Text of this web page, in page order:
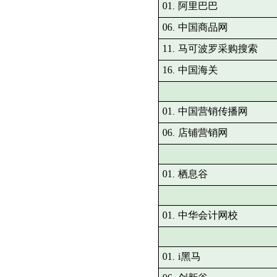
01. 阿里巴巴
06. 中国商品网
11. 马可波罗采购搜索
16. 中国海关
01. 中国营销传播网
06. 店铺营销网
01. 栖息谷
01. 中华会计网校
01. i黑马